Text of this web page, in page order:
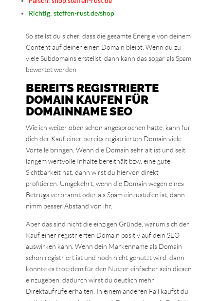
Richtig: steffen-rust.de/shop
So stellst du sicher, dass die gesamte Energie von deinem
Content auf deiner einen Domain bleibt. Wenn du zu
viele Subdomains erstellst, dann kann das sogar als Spam
bewertet werden.
BEREITS REGISTRIERTE
DOMAIN KAUFEN FÜR
DOMAINNAME SEO
Wie ich weiter oben schon angesprochen hatte, kann für
dich der Kauf einer bereits registrierten Domain viele
Vorteile bringen. Wenn die Domain sehr alt ist und seit
langem wertvolle Inhalte bereithält bzw. eine gute
Sichtbarkeit hat, dann wirst du hiervon direkt
profitieren. Umgekehrt, wenn die Domain wegen eines
Betrugs verbrannt oder als Spam einzustufen ist, dann
nimm besser Abstand von ihr.
Aber das sind nicht die einzigen Gründe, warum sich der
Kauf einer registrierten Domain positiv auf dein SEO
auswirken kann. Wenn dein Markenname als Domain
schon registriert ist und noch nicht genutzt wird, dann
könnte es trotzdem für den Nutzer einfacher sein diesen
einzugeben, dadurch wirst du deutlich mehr
Direktaufrufe erhalten. In einem anderen Fall kaufst du